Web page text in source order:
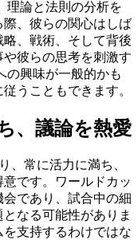
理論と法則の分析を
、彼らの関心はしば
、戦術、そして背後
彼らの思考を刺激す
の興味が一般的かも
うこともできます。
、議論を熱愛
、常に活力に満ち、
です。ワールドカッ
であり、試合中の細
なる可能性がありま
支持するわけではな